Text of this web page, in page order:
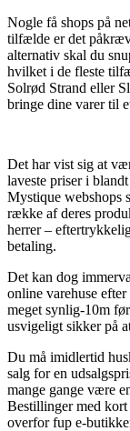
Nogle få shops på
tilfælde er det
alternativ skal du
hvilket i de fleste
Solrød Strand eller
bringe dine varer til
Det har vist sig at
laveste priser i
Mystique webshops
række af deres
herrer –
betaling.
Det kan dog
online varehuse
meget synlig-10m
usvigeligt sikker på
Du må imidlertid
salg for en
mange gange være
Bestillinger med
overfor fup e-